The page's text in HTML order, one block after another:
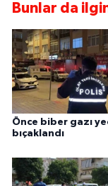
Bunlar da
Önce biber gazı
bıçaklandı